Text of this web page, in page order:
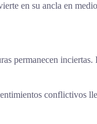
en su ancla en
permanecen
conflictivos